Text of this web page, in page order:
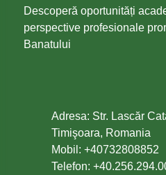
Descoperă oportunități
perspective profesionale
Banatului
Adresa: Str. Lascăr
Timişoara, Romania
Mobil: +40732808852
Telefon: